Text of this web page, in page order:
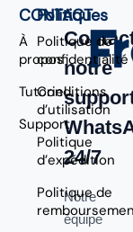
CONTACT
À
propos
Tutoriel
Support
Politiques
Politique de
confidentialité
Conditions
d’utilisation
Politique
d’expédition
Politique de
notre
24/7
Notre
équipe